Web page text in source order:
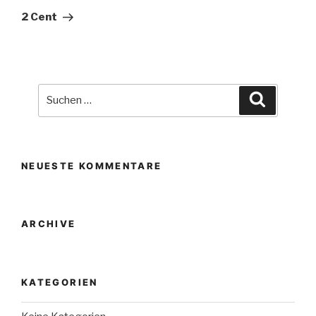
Beitrag
2 Cent
NEUESTE KOMMENTARE
ARCHIVE
KATEGORIEN